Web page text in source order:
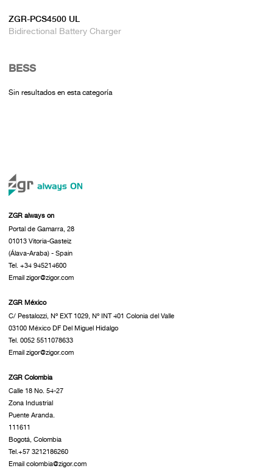
ZGR-PCS4500 UL
Bidirectional Battery Charger
BESS
Sin resultados en esta categoría
ZGR always on
Portal de Gamarra, 28
01013 Vitoria-Gasteiz
(Álava-Araba) - Spain
Tel. +34 945214600
Email zigor@zigor.com
ZGR México
C/ Pestalozzi, Nº EXT 1029, Nº INT 401 Colonia del Valle
03100 México DF Del Miguel Hidalgo
Tel. 0052 5511078633
Email zigor@zigor.com
ZGR Colombia
Calle 18 No. 54-27
Zona Industrial
Puente Aranda.
111611
Bogotá, Colombia
Tel.+57 3212186260
Email colombia@zigor.com